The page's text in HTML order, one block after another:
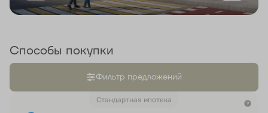
Способы покупки
Фильтр предложений
Стандартная ипотека